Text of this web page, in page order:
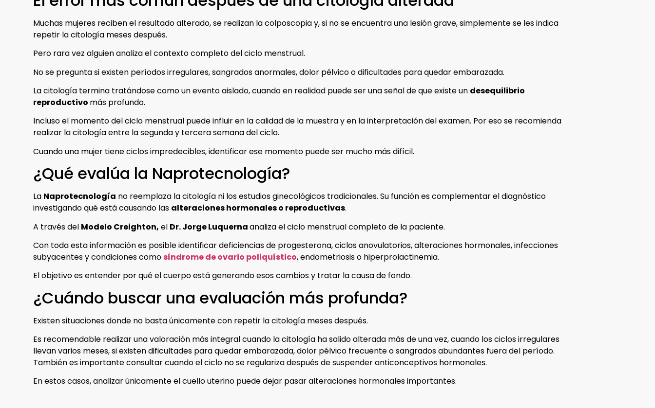
Muchas mujeres reciben el resultado alterado, se realizan la colposcopia y, si no se encuentra una lesión grave, simplemente se les indica
repetir la citología meses después.
Pero rara vez alguien analiza el contexto completo del ciclo menstrual.
No se pregunta si existen períodos irregulares, sangrados anormales, dolor pélvico o dificultades para quedar embarazada.
La citología termina tratándose como un evento aislado, cuando en realidad puede ser una señal de que existe un desequilibrio
reproductivo más profundo.
Incluso el momento del ciclo menstrual puede influir en la calidad de la muestra y en la interpretación del examen. Por eso se recomienda
realizar la citología entre la segunda y tercera semana del ciclo.
Cuando una mujer tiene ciclos impredecibles, identificar ese momento puede ser mucho más difícil.
¿Qué evalúa la Naprotecnología?
La Naprotecnología no reemplaza la citología ni los estudios ginecológicos tradicionales. Su función es complementar el diagnóstico
investigando qué está causando las alteraciones hormonales o reproductivas.
A través del Modelo Creighton, el Dr. Jorge Luquernaanaliza el ciclo menstrual completo de la paciente.
Con toda esta información es posible identificar deficiencias de progesterona, ciclos anovulatorios, alteraciones hormonales, infecciones
subyacentes y condiciones comosíndrome de ovario poliquístico, endometriosis o hiperprolactinemia.
El objetivo es entender por qué el cuerpo está generando esos cambios y tratar la causa de fondo.
¿Cuándo buscar una evaluación más profunda?
Existen situaciones donde no basta únicamente con repetir la citología meses después.
Es recomendable realizar una valoración más integral cuando la citología ha salido alterada más de una vez, cuando los ciclos irregulares
llevan varios meses, si existen dificultades para quedar embarazada, dolor pélvico frecuente o sangrados abundantes fuera del período.
También es importante consultar cuando el ciclo no se regulariza después de suspender anticonceptivos hormonales.
En estos casos, analizar únicamente el cuello uterino puede dejar pasar alteraciones hormonales importantes.